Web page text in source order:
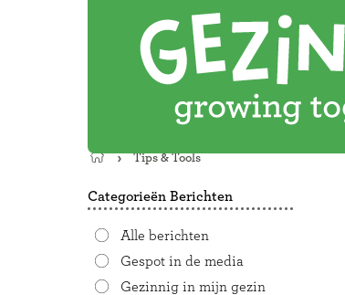
Terug
de
Tips & Tools
Categorieën Berichten
Alle berichten
Gespot in de media
Gezinnig in mijn gezin